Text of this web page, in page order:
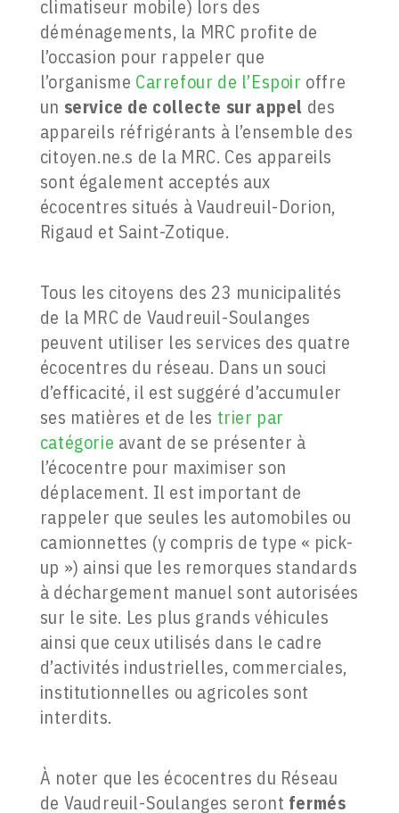
climatiseur mobile) lors des
déménagements, la MRC profite de
l’occasion pour rappeler que
l’organisme Carrefour de l’Espoir offre
un service de collecte sur appel des
appareils réfrigérants à l’ensemble des
citoyen.ne.s de la MRC. Ces appareils
sont également acceptés aux
écocentres situés à Vaudreuil-Dorion,
Rigaud et Saint-Zotique.
Tous les citoyens des 23 municipalités
de la MRC de Vaudreuil-Soulanges
peuvent utiliser les services des quatre
écocentres du réseau. Dans un souci
d’efficacité, il est suggéré d’accumuler
ses matières et de les trier par
catégorie avant de se présenter à
l’écocentre pour maximiser son
déplacement. Il est important de
rappeler que seules les automobiles ou
camionnettes (y compris de type « pick-
up ») ainsi que les remorques standards
à déchargement manuel sont autorisées
sur le site. Les plus grands véhicules
ainsi que ceux utilisés dans le cadre
d’activités industrielles, commerciales,
institutionnelles ou agricoles sont
interdits.
À noter que les écocentres du Réseau
de Vaudreuil-Soulanges seront fermés